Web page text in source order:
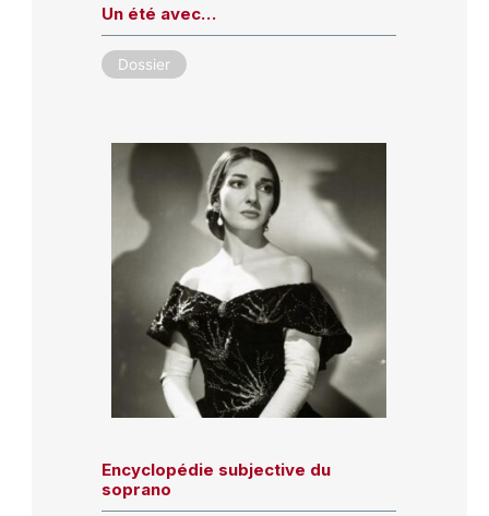
Un été avec…
Dossier
Encyclopédie subjective du
soprano